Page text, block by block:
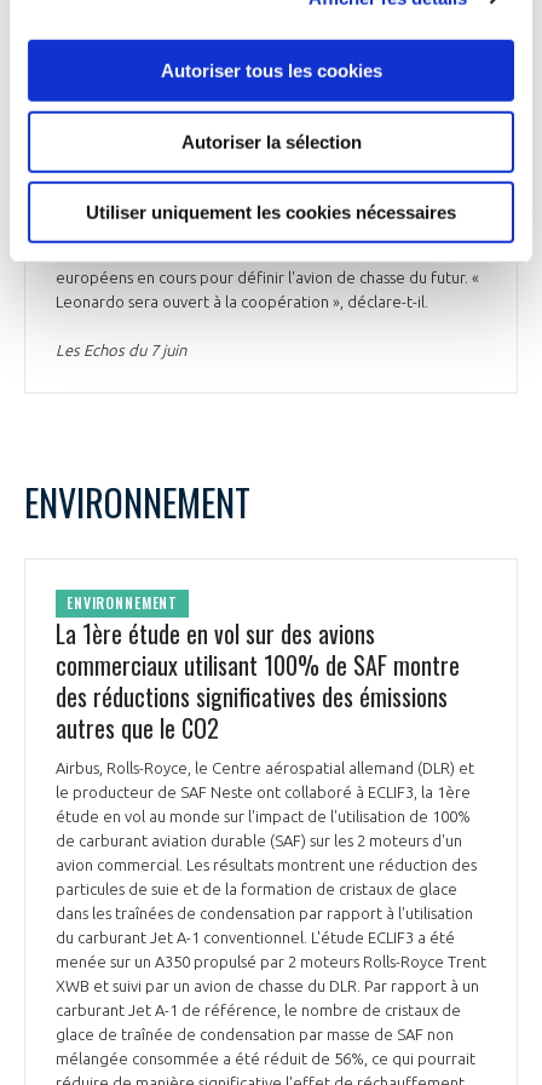
Autoriser tous les cookies
Autoriser la sélection
Utiliser uniquement les cookies nécessaires
vaut 20 M$ », souligne-t-il. « Il faut s'attaquer à une
d’où « le besoin de créer en Europe un espace de défense
commun et de lutter contre la fragmentation des
technologies et des stratégies ». Il ajoute : « Je crois que les
synergies entre elles, pour tirer ensuite les gouvernements
vers la coopération ». Roberto Cingolani est en accord avec
le souhait récemment exprimé par Guillaume Faury,
européens en cours pour définir l'avion de chasse du futur. «
Leonardo sera ouvert à la coopération », déclare-t-il.
Les Echos du 7 juin
ENVIRONNEMENT
ENVIRONNEMENT
La 1ère étude en vol sur des avions
commerciaux utilisant 100% de SAF montre
des réductions significatives des émissions
autres que le CO2
Airbus, Rolls-Royce, le Centre aérospatial allemand (DLR) et
le producteur de SAF Neste ont collaboré à ECLIF3, la 1ère
étude en vol au monde sur l'impact de l'utilisation de 100%
de carburant aviation durable (SAF) sur les 2 moteurs d'un
avion commercial. Les résultats montrent une réduction des
particules de suie et de la formation de cristaux de glace
dans les traînées de condensation par rapport à l'utilisation
du carburant Jet A-1 conventionnel. L'étude ECLIF3 a été
menée sur un A350 propulsé par 2 moteurs Rolls-Royce Trent
XWB et suivi par un avion de chasse du DLR. Par rapport à un
carburant Jet A-1 de référence, le nombre de cristaux de
glace de traînée de condensation par masse de SAF non
mélangée consommée a été réduit de 56%, ce qui pourrait